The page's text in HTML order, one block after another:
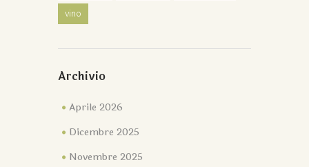
vino
Archivio
Aprile 2026
Dicembre 2025
Novembre 2025